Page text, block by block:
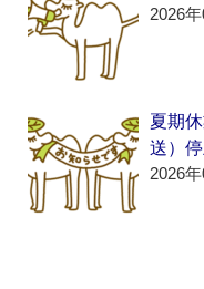
2026
夏期
送）
2026